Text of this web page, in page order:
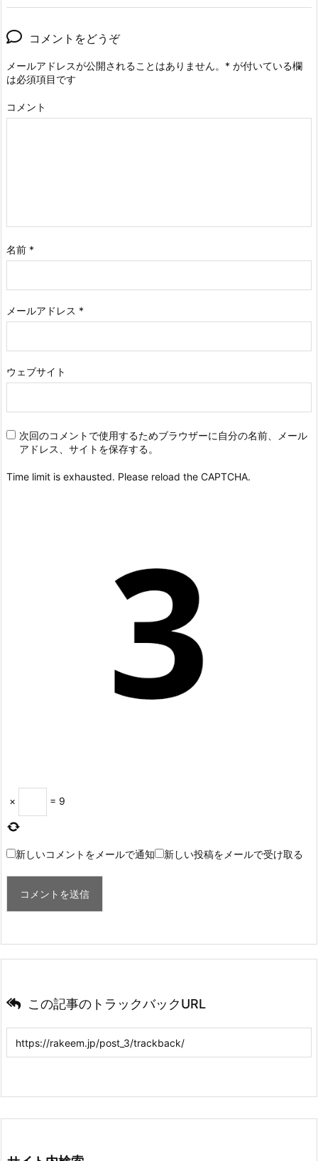
コメントをどうぞ
メールアドレスが公開されることはありません。 * が付いている欄
は必須項目です
コメント
名前 *
メールアドレス *
ウェブサイト
次回のコメントで使用するためブラウザーに自分の名前、メール
アドレス、サイトを保存する。
Time limit is exhausted. Please reload the CAPTCHA.
× = 9
新しいコメントをメールで通知 新しい投稿をメールで受け取る
この記事のトラックバックURL